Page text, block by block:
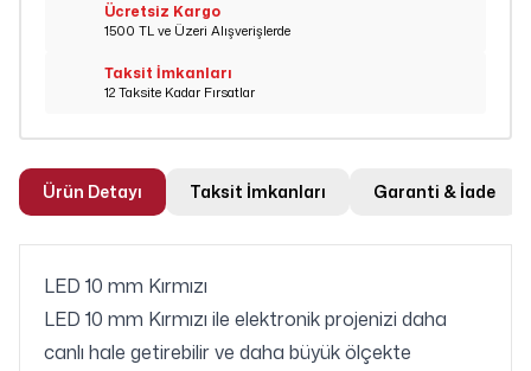
Ücretsiz Kargo
1500 TL ve Üzeri Alışverişlerde
Taksit İmkanları
12 Taksite Kadar Fırsatlar
Ürün Detayı Taksit İmkanları Garanti & İade
LED 10 mm Kırmızı
LED 10 mm Kırmızı ile elektronik projenizi daha
canlı hale getirebilir ve daha büyük ölçekte